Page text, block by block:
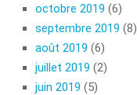
octobre 2019 (6)
septembre 2019 (8)
août 2019 (6)
juillet 2019 (2)
juin 2019 (5)